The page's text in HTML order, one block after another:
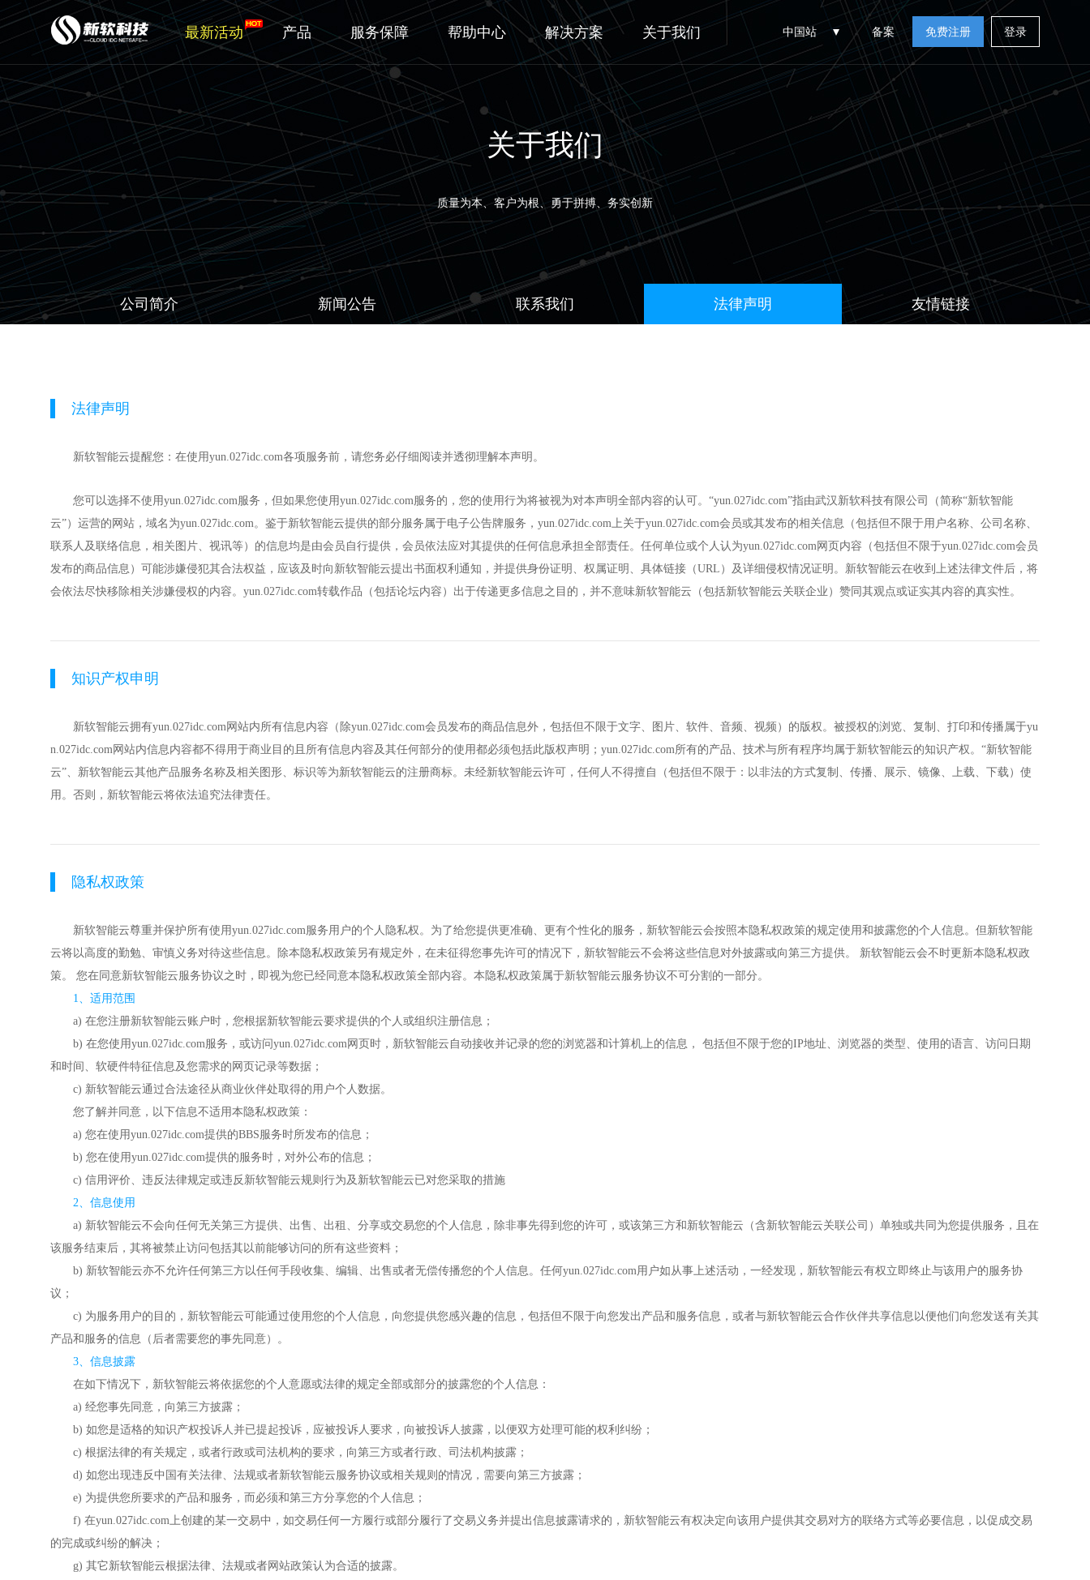
最新活动 产品 服务保障 帮助中心 解决方案 关于我们 中国站 备案 免费注册 登录
关于我们
质量为本、客户为根、勇于拼搏、务实创新
公司简介 新闻公告 联系我们 法律声明 友情链接
法律声明
新软智能云提醒您：在使用yun.027idc.com各项服务前，请您务必仔细阅读并透彻理解本声明。
您可以选择不使用yun.027idc.com服务，但如果您使用yun.027idc.com服务的，您的使用行为将被视为对本声明全部内容的认可。“yun.027idc.com”指由武汉新软科技有限公司（简称“新软智能
云”）运营的网站，域名为yun.027idc.com。鉴于新软智能云提供的部分服务属于电子公告牌服务，yun.027idc.com上关于yun.027idc.com会员或其发布的相关信息（包括但不限于用户名称、公司名称、
联系人及联络信息，相关图片、视讯等）的信息均是由会员自行提供，会员依法应对其提供的任何信息承担全部责任。任何单位或个人认为yun.027idc.com网页内容（包括但不限于yun.027idc.com会员
发布的商品信息）可能涉嫌侵犯其合法权益，应该及时向新软智能云提出书面权利通知，并提供身份证明、权属证明、具体链接（URL）及详细侵权情况证明。新软智能云在收到上述法律文件后，将
会依法尽快移除相关涉嫌侵权的内容。yun.027idc.com转载作品（包括论坛内容）出于传递更多信息之目的，并不意味新软智能云（包括新软智能云关联企业）赞同其观点或证实其内容的真实性。
知识产权申明
新软智能云拥有yun.027idc.com网站内所有信息内容（除yun.027idc.com会员发布的商品信息外，包括但不限于文字、图片、软件、音频、视频）的版权。被授权的浏览、复制、打印和传播属于yu
n.027idc.com网站内信息内容都不得用于商业目的且所有信息内容及其任何部分的使用都必须包括此版权声明；yun.027idc.com所有的产品、技术与所有程序均属于新软智能云的知识产权。“新软智能
云”、新软智能云其他产品服务名称及相关图形、标识等为新软智能云的注册商标。未经新软智能云许可，任何人不得擅自（包括但不限于：以非法的方式复制、传播、展示、镜像、上载、下载）使
用。否则，新软智能云将依法追究法律责任。
隐私权政策
新软智能云尊重并保护所有使用yun.027idc.com服务用户的个人隐私权。为了给您提供更准确、更有个性化的服务，新软智能云会按照本隐私权政策的规定使用和披露您的个人信息。但新软智能
云将以高度的勤勉、审慎义务对待这些信息。除本隐私权政策另有规定外，在未征得您事先许可的情况下，新软智能云不会将这些信息对外披露或向第三方提供。 新软智能云会不时更新本隐私权政
策。 您在同意新软智能云服务协议之时，即视为您已经同意本隐私权政策全部内容。本隐私权政策属于新软智能云服务协议不可分割的一部分。
1、适用范围
a) 在您注册新软智能云账户时，您根据新软智能云要求提供的个人或组织注册信息；
b) 在您使用yun.027idc.com服务，或访问yun.027idc.com网页时，新软智能云自动接收并记录的您的浏览器和计算机上的信息， 包括但不限于您的IP地址、浏览器的类型、使用的语言、访问日期
和时间、软硬件特征信息及您需求的网页记录等数据；
c) 新软智能云通过合法途径从商业伙伴处取得的用户个人数据。
您了解并同意，以下信息不适用本隐私权政策：
a) 您在使用yun.027idc.com提供的BBS服务时所发布的信息；
b) 您在使用yun.027idc.com提供的服务时，对外公布的信息；
c) 信用评价、违反法律规定或违反新软智能云规则行为及新软智能云已对您采取的措施
2、信息使用
a) 新软智能云不会向任何无关第三方提供、出售、出租、分享或交易您的个人信息，除非事先得到您的许可，或该第三方和新软智能云（含新软智能云关联公司）单独或共同为您提供服务，且在
该服务结束后，其将被禁止访问包括其以前能够访问的所有这些资料；
b) 新软智能云亦不允许任何第三方以任何手段收集、编辑、出售或者无偿传播您的个人信息。任何yun.027idc.com用户如从事上述活动，一经发现，新软智能云有权立即终止与该用户的服务协
议；
c) 为服务用户的目的，新软智能云可能通过使用您的个人信息，向您提供您感兴趣的信息，包括但不限于向您发出产品和服务信息，或者与新软智能云合作伙伴共享信息以便他们向您发送有关其
产品和服务的信息（后者需要您的事先同意）。
3、信息披露
在如下情况下，新软智能云将依据您的个人意愿或法律的规定全部或部分的披露您的个人信息：
a) 经您事先同意，向第三方披露；
b) 如您是适格的知识产权投诉人并已提起投诉，应被投诉人要求，向被投诉人披露，以便双方处理可能的权利纠纷；
c) 根据法律的有关规定，或者行政或司法机构的要求，向第三方或者行政、司法机构披露；
d) 如您出现违反中国有关法律、法规或者新软智能云服务协议或相关规则的情况，需要向第三方披露；
e) 为提供您所要求的产品和服务，而必须和第三方分享您的个人信息；
f) 在yun.027idc.com上创建的某一交易中，如交易任何一方履行或部分履行了交易义务并提出信息披露请求的，新软智能云有权决定向该用户提供其交易对方的联络方式等必要信息，以促成交易
的完成或纠纷的解决；
g) 其它新软智能云根据法律、法规或者网站政策认为合适的披露。